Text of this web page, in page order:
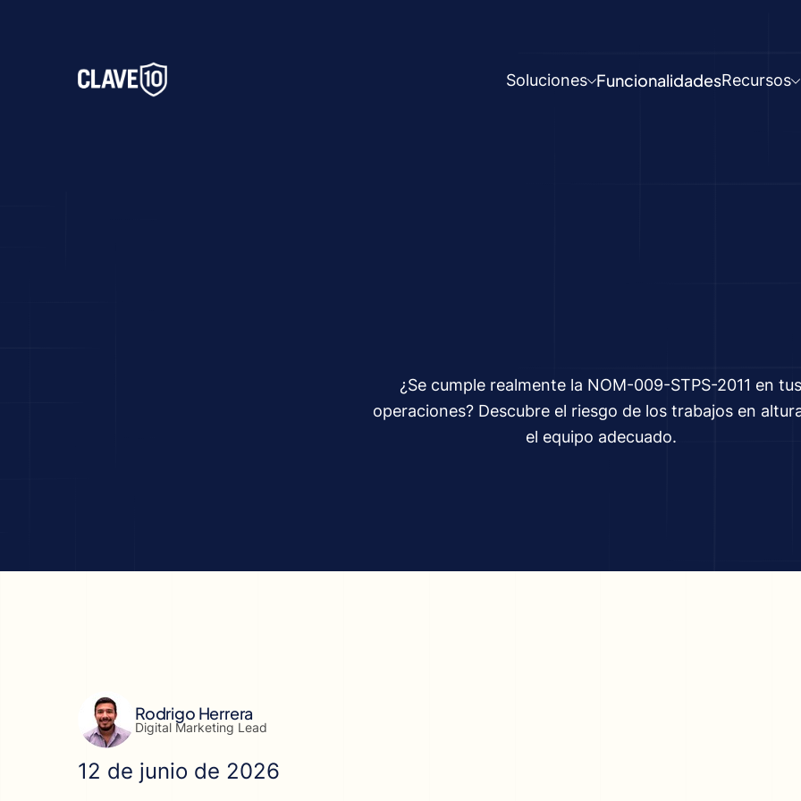
Soluciones FuncionalidadesRecursos
¿Se cumple realmente la NOM-009-STPS-2011 en tus
operaciones? Descubre el riesgo de los trabajos en
el equipo adecuado.
Rodrigo Herrera
Digital Marketing Lead
12 de junio de 2026